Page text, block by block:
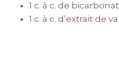
1 c. à c. de
1 c. à c. d’extrait de